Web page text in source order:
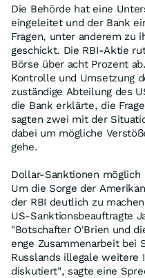
Die Behörde hat eine
eingeleitet und der Bank
Fragen, unter anderem zu
geschickt. Die RBI-Aktie
Börse über acht Prozent
Kontrolle und Umsetzung
zuständige Abteilung des
die Bank erklärte, die
sagten zwei mit der
dabei um mögliche
gehe.
Dollar-Sanktionen möglich
Um die Sorge der
der RBI deutlich zu
US-Sanktionsbeauftragte
"Botschafter O'Brien und
enge Zusammenarbeit bei
Russlands illegale weitere
diskutiert", sagte eine